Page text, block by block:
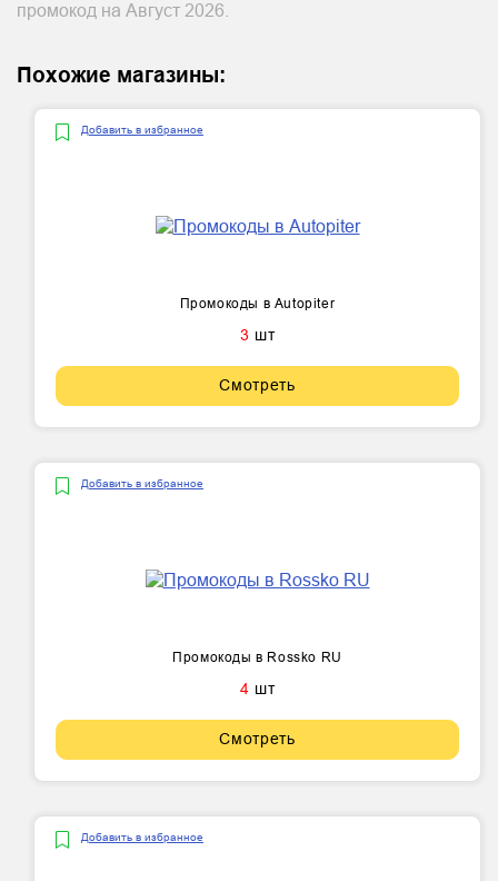
промокод на Август 2026.
Похожие магазины:
Добавить в избранное
Промокоды в Autopiter
3 шт
Смотреть
Добавить в избранное
Промокоды в Rossko RU
4 шт
Смотреть
Добавить в избранное